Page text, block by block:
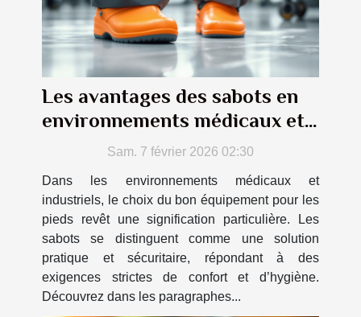
Les avantages des sabots en
environnements médicaux et
industrielsSam. 7 février 2026 02:30
Dans les environnements médicaux et
industriels, le choix du bon équipement pour les
pieds revêt une signification particulière. Les
sabots se distinguent comme une solution
pratique et sécuritaire, répondant à des
exigences strictes de confort et d’hygiène.
Découvrez dans les paragraphes...